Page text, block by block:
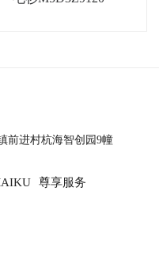
前进村杭海智创园9幢
尊享服务